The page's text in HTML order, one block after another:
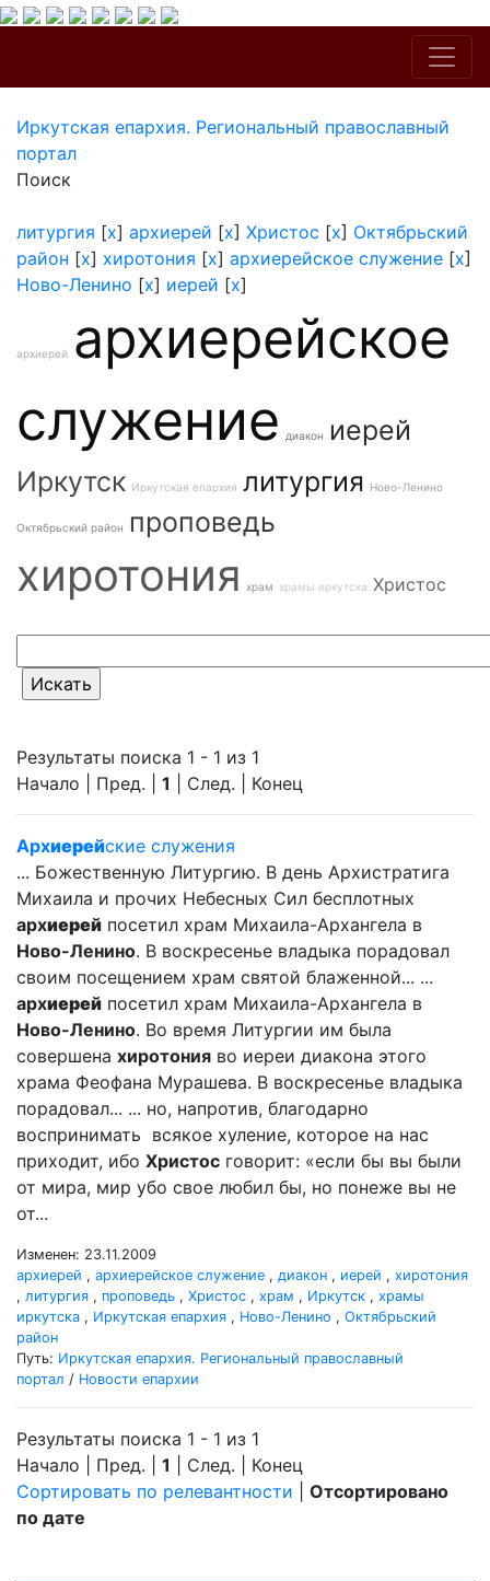
Иркутская епархия. Региональный православный
портал
Поиск
литургия [x] архиерей [x] Христос [x] Октябрьский
район [x] хиротония [x] архиерейское служение [x]
Ново-Ленино [x] иерей [x]
архиерей
архиерейское
служение
диакон
иерей
Иркутск Иркутская епархия литургия Ново-Ленино
Октябрьский район проповедь
хиротония храм храмы иркутска Христос
Результаты поиска 1 - 1 из 1
Начало | Пред. | 1 | След. | Конец
Архиерейские служения
... Божественную Литургию. В день Архистратига
Михаила и прочих Небесных Сил бесплотных
архиерей посетил храм Михаила-Архангела в
Ново-Ленино. В воскресенье владыка порадовал
своим посещением храм святой блаженной... ...
архиерей посетил храм Михаила-Архангела в
Ново-Ленино. Во время Литургии им была
совершена хиротония во иереи диакона этого
храма Феофана Мурашева. В воскресенье владыка
порадовал... ... но, напротив, благодарно
воспринимать всякое хуление, которое на нас
приходит, ибо Христос говорит: «если бы вы были
от мира, мир убо свое любил бы, но понеже вы не
от...
Изменен: 23.11.2009
архиерей , архиерейское служение , диакон , иерей , хиротония
, литургия , проповедь , Христос , храм , Иркутск , храмы
иркутска , Иркутская епархия , Ново-Ленино , Октябрьский
район
Путь: Иркутская епархия. Региональный православный
портал / Новости епархии
Результаты поиска 1 - 1 из 1
Начало | Пред. | 1 | След. | Конец
Сортировать по релевантности
Отсортировано
по дате